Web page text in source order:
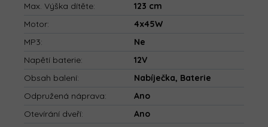
Max. Výška dítěte:
123 cm
Motor:
4x45W
MP3:
Ne
Napětí baterie:
12V
Obsah balení:
Nabíječka, Baterie
Odpružená náprava:
Ano
Otevírání dveří:
Ano